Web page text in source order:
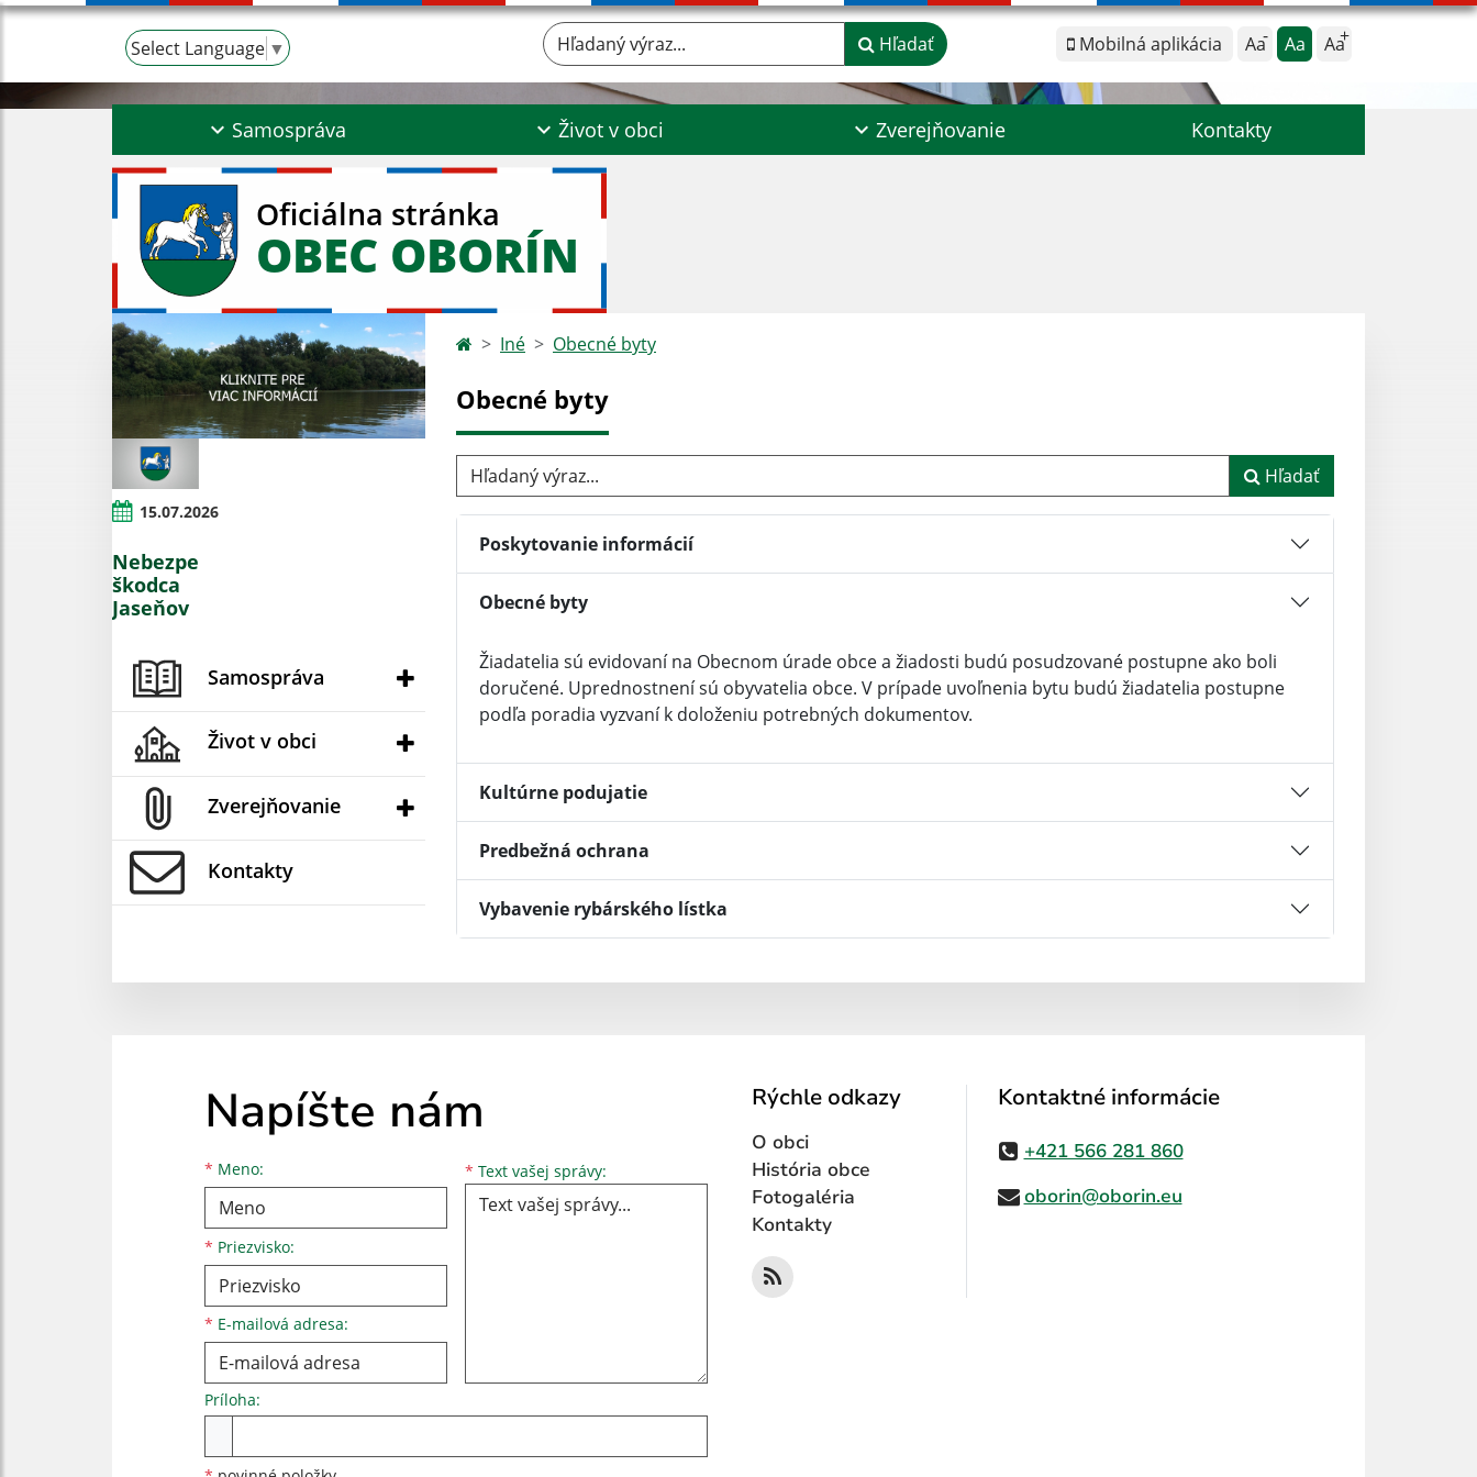
Select Language ▼ Mobilná aplikácia Aa Aa Aa
Hľadaný výraz... Hľadať
Samospráva Život v obci Zverejňovanie Kontakty
Oficiálna stránka
OBEC OBORÍN
15.07.2026
Nebezpečný
škodca
Jaseňov
Samospráva
Život v obci
Zverejňovanie
Kontakty
Iné Obecné byty
Obecné byty
Hľadaný výraz... Hľadať
Poskytovanie informácií
Obecné byty
Žiadatelia sú evidovaní na Obecnom úrade obce a žiadosti budú posudzované postupne ako boli
doručené. Uprednostnení sú obyvatelia obce. V prípade uvoľnenia bytu budú žiadatelia postupne
podľa poradia vyzvaní k doloženiu potrebných dokumentov.
Kultúrne podujatie
Predbežná ochrana
Vybavenie rybárského lístka
Napíšte nám
* Meno:
Meno
* Priezvisko:
Priezvisko
* E-mailová adresa:
E-mailová adresa * Text vašej správy: Text vašej správy...
Príloha:
Rýchle odkazy
O obci
História obce
Fotogaléria
Kontakty
Kontaktné informácie
+421 566 281 860
oborin@oborin.eu